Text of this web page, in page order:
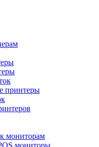
принтеры
мониторам
мониторы